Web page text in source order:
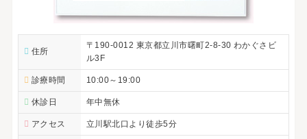
住所
〒190-0012 東京都立川市曙町2-8-30 わかぐさビ
ル3F
診療時間 10:00～19:00
休診日 年中無休
アクセス 立川駅北口より徒歩5分